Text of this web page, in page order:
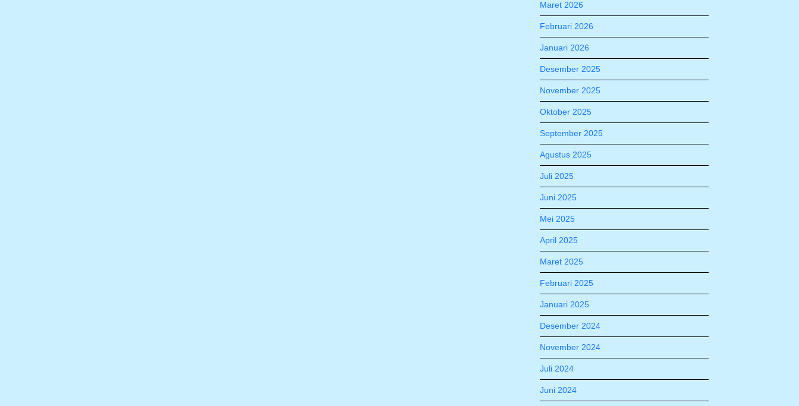
Maret 2026
Februari 2026
Januari 2026
Desember 2025
November 2025
Oktober 2025
September 2025
Agustus 2025
Juli 2025
Juni 2025
Mei 2025
April 2025
Maret 2025
Februari 2025
Januari 2025
Desember 2024
November 2024
Juli 2024
Juni 2024